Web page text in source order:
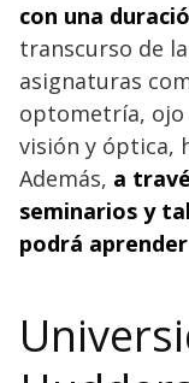
con una
transcurso de
asignaturas
optometría, ojo
visión y óptica,
Además, a
seminarios y
podrá